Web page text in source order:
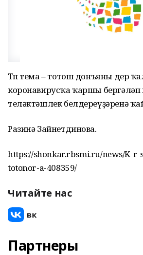
Төп тема – тотош донъяны дер
коронавирусҡа ҡаршы бергәләп
теләктәшлек белдереүҙәренә
Разинә Зайнетдинова.
https://shonkar.rbsmi.ru/news/K-r-
totonor-a-408359/
Читайте нас
Партнеры